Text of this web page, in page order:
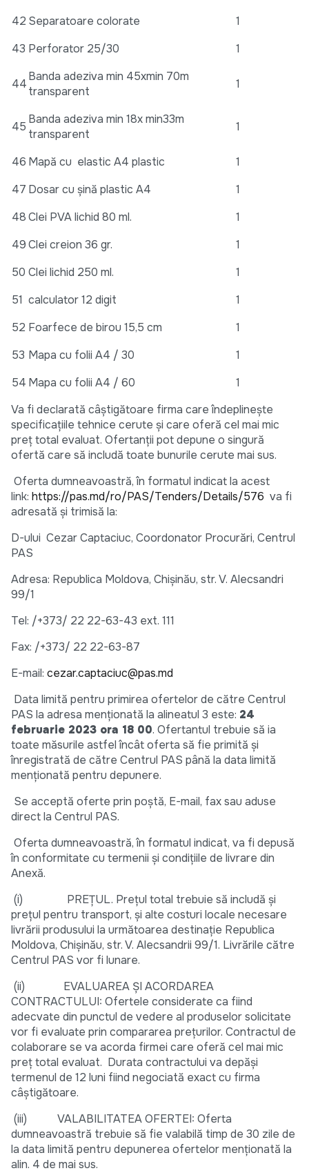
42 Separatoare colorate
1
43 Perforator 25/30 1
44
Banda adeziva min 45xmin 70m
transparent
1
45
Banda adeziva min 18x min33m
transparent
1
46 Mapă cu elastic A4 plastic
1
47 Dosar cu șină plastic A4
1
48Clei PVA lichid 80 ml.
1
49Clei creion 36 gr.
1
50 Clei lichid 250 ml.
1
51 calculator 12 digit
1
52 Foarfece de birou 15,5 cm
1
53 Mapa cu folii A4 / 30
1
54 Mapa cu folii A4 / 60
1
Va fi declarată câştigătoare firma care îndeplineşte
specificaţiile tehnice cerute şi care oferă cel mai mic
preţ total evaluat. Ofertanţii pot depune o singură
ofertă care să includă toate bunurile cerute mai sus.
Oferta dumneavoastră, în formatul indicat la acest
link: https://pas.md/ro/PAS/Tenders/Details/576 va fi
adresată şi trimisă la:
D-ului Cezar Captaciuc, Coordonator Procurări, Centrul
PAS
Adresa: Republica Moldova, Chişinău, str. V. Alecsandri
99/1
Tel: /+373/ 22 22-63-43 ext. 111
Fax: /+373/ 22 22-63-87
E-mail: cezar.captaciuc@pas.md
Data limită pentru primirea ofertelor de către Centrul
PAS la adresa menţionată la alineatul 3 este: 24
februarie 2023 ora 18 00. Ofertantul trebuie să ia
toate măsurile astfel încât oferta să fie primită şi
înregistrată de către Centrul PAS până la data limită
menţionată pentru depunere.
Se acceptă oferte prin poştă, E-mail, fax sau aduse
direct la Centrul PAS.
Oferta dumneavoastră, în formatul indicat, va fi depusă
în conformitate cu termenii şi condiţiile de livrare din
Anexă.
(i) PREŢUL. Preţul total trebuie să includă şi
preţul pentru transport, şi alte costuri locale necesare
livrării produsului la următoarea destinaţie Republica
Moldova, Chişinău, str. V. Alecsandrii 99/1. Livrările către
Centrul PAS vor fi lunare.
(ii) EVALUAREA ŞI ACORDAREA
CONTRACTULUI: Ofertele considerate ca fiind
adecvate din punctul de vedere al produselor solicitate
vor fi evaluate prin compararea preţurilor. Contractul de
colaborare se va acorda firmei care oferă cel mai mic
preţ total evaluat. Durata contractului va depăși
termenul de 12 luni fiind negociată exact cu firma
câștigătoare.
(iii) VALABILITATEA OFERTEI: Oferta
dumneavoastră trebuie să fie valabilă timp de 30 zile de
la data limită pentru depunerea ofertelor menţionată la
alin. 4 de mai sus.